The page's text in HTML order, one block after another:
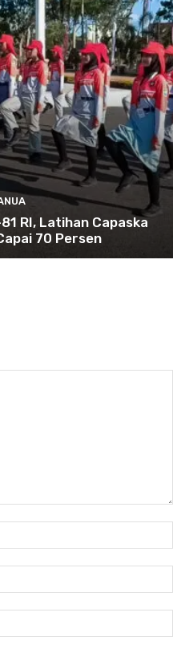
RI, Latihan Capaska
70 Persen